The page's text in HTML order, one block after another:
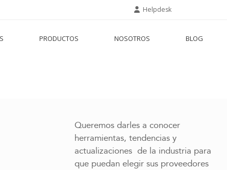
Helpdesk
PRODUCTOS NOSOTROS BLOG
Queremos darles a conocer
herramientas, tendencias y
actualizaciones de la industria para
que puedan elegir sus proveedores